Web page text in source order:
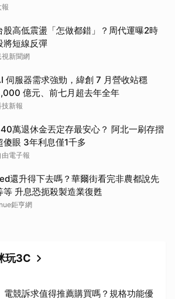
報
股高低震盪「怎做都錯」？周代運曝2時
將短線反彈
視新聞網
伺服器需求強勁，緯創 7 月營收站穩
億元、前七月超去年全年
技新報
萬退休金丟定存最安心？ 阿北一刷存摺
傻眼 3年利息僅1千多
由電子報
還升得下去嗎？華爾街看完非農都說先
等 升息恐扼殺製造業復甦
鉅亨網
玩3C
電競訴求值得推薦購買嗎？規格功能優